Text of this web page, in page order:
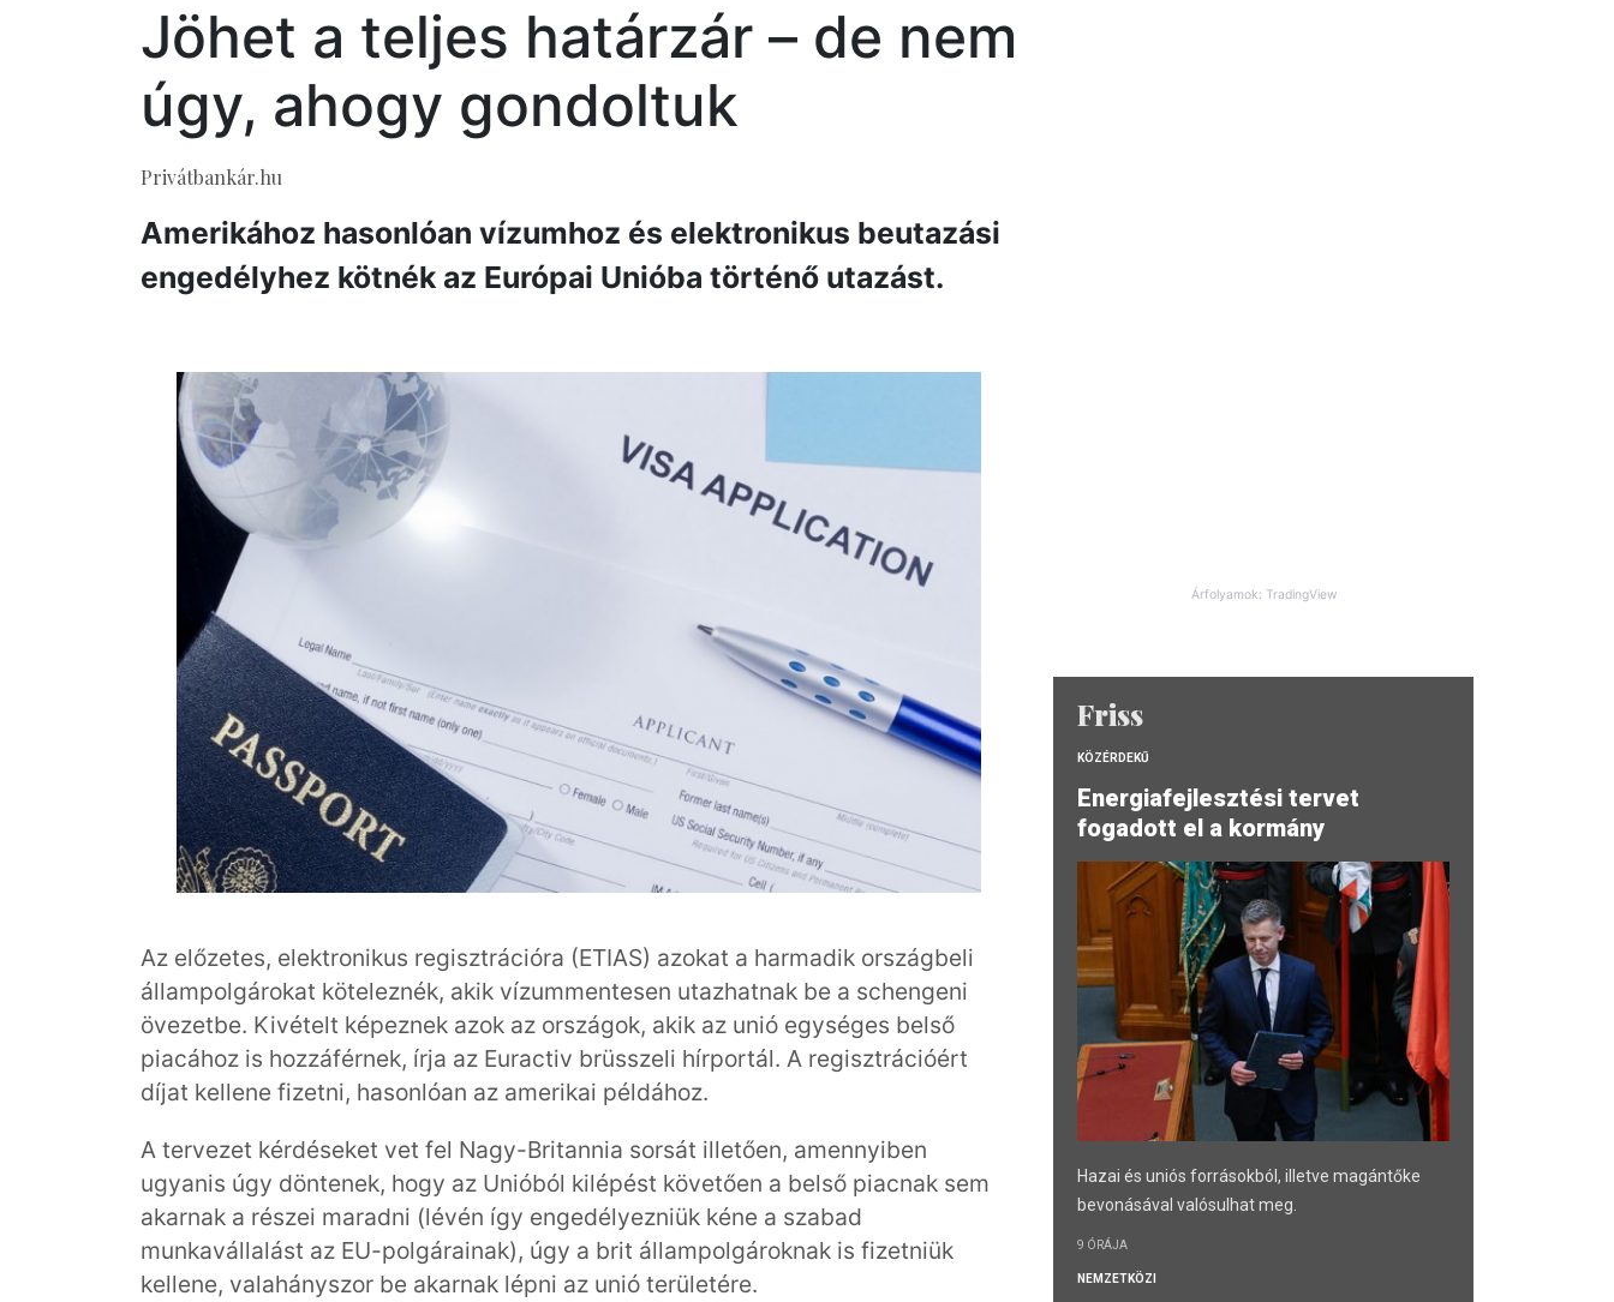
Jöhet a teljes határzár – de nem
úgy, ahogy gondoltuk
Privátbankár.hu
Amerikához hasonlóan vízumhoz és elektronikus beutazási
engedélyhez kötnék az Európai Unióba történő utazást.
Az előzetes, elektronikus regisztrációra (ETIAS) azokat a harmadik országbeli
állampolgárokat köteleznék, akik vízummentesen utazhatnak be a schengeni
övezetbe. Kivételt képeznek azok az országok, akik az unió egységes belső
piacához is hozzáférnek, írja az Euractiv brüsszeli hírportál. A regisztrációért
díjat kellene fizetni, hasonlóan az amerikai példához.
A tervezet kérdéseket vet fel Nagy-Britannia sorsát illetően, amennyiben
ugyanis úgy döntenek, hogy az Unióból kilépést követően a belső piacnak sem
akarnak a részei maradni (lévén így engedélyezniük kéne a szabad
munkavállalást az EU-polgárainak), úgy a brit állampolgároknak is fizetniük
kellene, valahányszor be akarnak lépni az unió területére.
Árfolyamok: TradingView
Friss
KÖZÉRDEKŰ
Energiafejlesztési tervet
fogadott el a kormány
Hazai és uniós forrásokból, illetve magántőke
bevonásával valósulhat meg.
9 ÓRÁJA
NEMZETKÖZI